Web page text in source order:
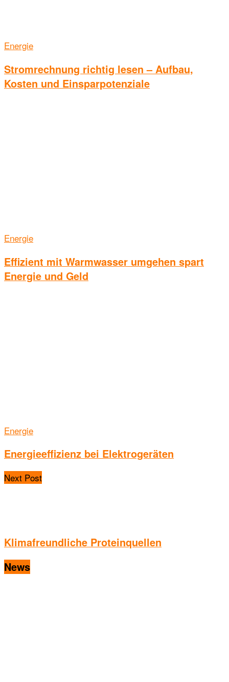
Energie
Stromrechnung richtig lesen – Aufbau,
Kosten und Einsparpotenziale
Energie
Effizient mit Warmwasser umgehen spart
Energie und Geld
Energie
Energieeffizienz bei Elektrogeräten
Next Post
Klimafreundliche Proteinquellen
News